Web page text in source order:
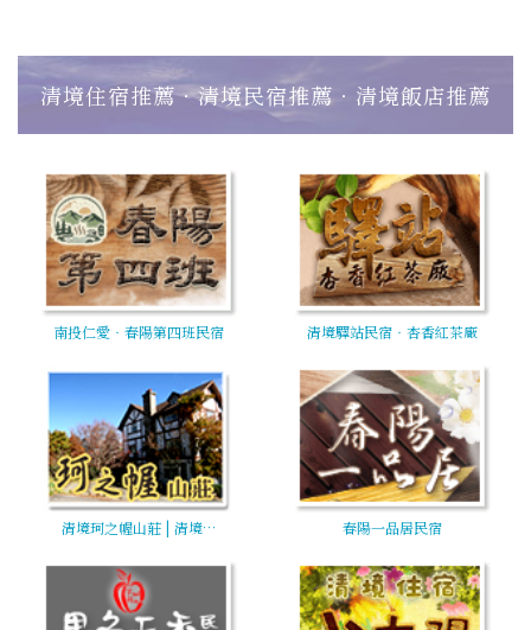
清境住宿推薦‧清境民宿推薦‧清境飯店推薦
南投仁愛‧春陽第四班民宿 清境驛站民宿‧杏香紅茶廠
清境珂之幄山莊 | 清境… 春陽一品居民宿